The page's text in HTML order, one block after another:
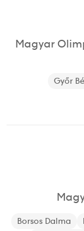
Magyar
Győr
Borsos Dalma